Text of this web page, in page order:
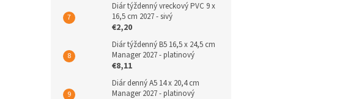
Diár týždenný vreckový PVC 9 x
16,5 cm 2027 - sivý
€2,20
Diár týždenný B5 16,5 x 24,5 cm
Manager 2027 - platinový
€8,11
Diár denný A5 14 x 20,4 cm
Manager 2027 - platinový